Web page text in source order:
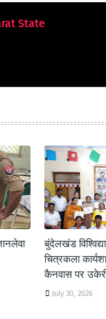
State
बुंदेलखंड
चित्रकला
कैनवास पर
July 30, 2026